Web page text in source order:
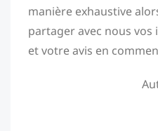
manière exhaustive
partager avec nous vos
et votre avis en